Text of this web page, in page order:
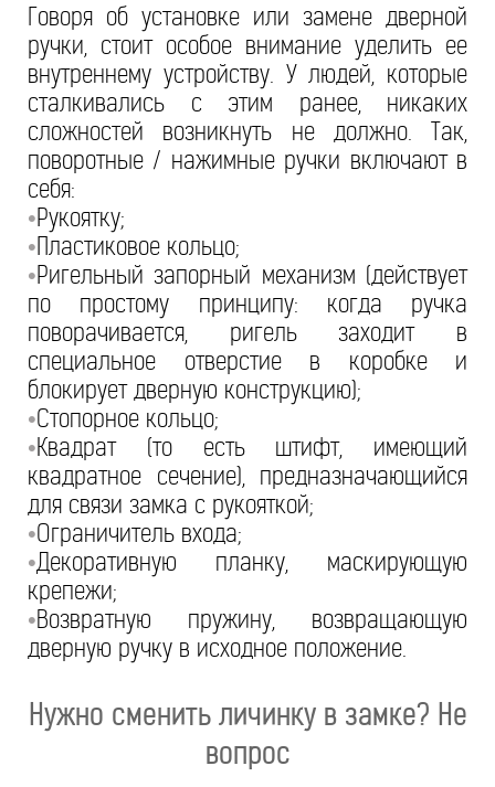
Говоря об установке или замене дверной
ручки, стоит особое внимание уделить ее
внутреннему устройству. У людей, которые
сталкивались с этим ранее, никаких
сложностей возникнуть не должно. Так,
поворотные / нажимные ручки включают в
себя:
•Рукоятку;
•Пластиковое кольцо;
•Ригельный запорный механизм (действует
по простому принципу: когда ручка
поворачивается, ригель заходит в
специальное отверстие в коробке и
блокирует дверную конструкцию);
•Стопорное кольцо;
•Квадрат (то есть штифт, имеющий
квадратное сечение), предназначающийся
для связи замка с рукояткой;
•Ограничитель входа;
•Декоративную планку, маскирующую
крепежи;
•Возвратную пружину, возвращающую
дверную ручку в исходное положение.
Нужно сменить личинку в замке? Не
вопрос